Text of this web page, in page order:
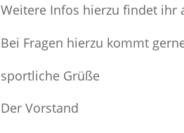
Weitere Infos hierzu findet ihr
Bei Fragen hierzu kommt
sportliche Grüße
Der Vorstand